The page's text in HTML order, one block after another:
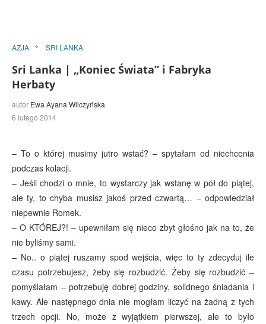
AZJA SRI LANKA
Sri Lanka | „Koniec Świata” i Fabryka
Herbaty
autor Ewa Ayana Wilczyńska
6 lutego 2014
– To o której musimy jutro wstać? – spytałam od niechcenia
podczas kolacji.
– Jeśli chodzi o mnie, to wystarczy jak wstanę w pół do piątej,
ale ty, to chyba musisz jakoś przed czwartą… – odpowiedział
niepewnie Romek.
– O KTÓREJ?! – upewniłam się nieco zbyt głośno jak na to, że
nie byliśmy sami.
– No.. o piątej ruszamy spod wejścia, więc to ty zdecyduj ile
czasu potrzebujesz, żeby się rozbudzić. Żeby się rozbudzić –
pomyślałam – potrzebuję dobrej godziny, solidnego śniadania i
kawy. Ale następnego dnia nie mogłam liczyć na żadną z tych
trzech opcji. No, może z wyjątkiem pierwszej, ale to było